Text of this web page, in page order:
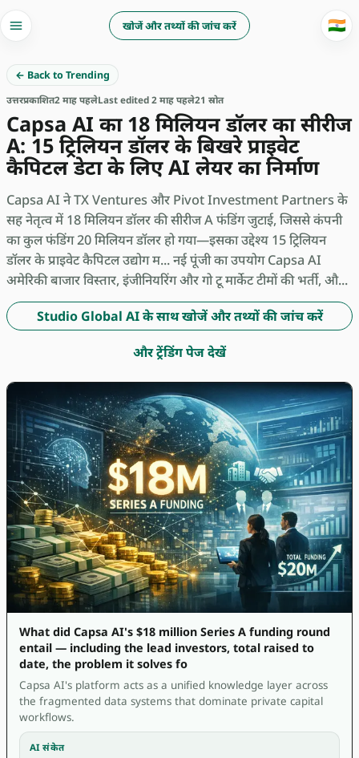
खोजें और तथ्यों की जांच करें 🇮🇳
← Back to Trending
उत्तरप्रकाशित2 माह पहलेLast edited 2 माह पहले21 स्रोत
Capsa AI का 18 मिलियन डॉलर का सीरीज
A: 15 ट्रिलियन डॉलर के बिखरे प्राइवेट
कैपिटल डेटा के लिए AI लेयर का निर्माण
Capsa AI ने TX Ventures और Pivot Investment Partners के
सह नेतृत्व में 18 मिलियन डॉलर की सीरीज A फंडिंग जुटाई, जिससे कंपनी
का कुल फंडिंग 20 मिलियन डॉलर हो गया—इसका उद्देश्य 15 ट्रिलियन
डॉलर के प्राइवेट कैपिटल उद्योग म... नई पूंजी का उपयोग Capsa AI
अमेरिकी बाजार विस्तार, इंजीनियरिंग और गो टू मार्केट टीमों की भर्ती, औ...
Studio Global AI के साथ खोजें और तथ्यों की जांच करें
और ट्रेंडिंग पेज देखें
What did Capsa AI's $18 million Series A funding round
entail — including the lead investors, total raised to
date, the problem it solves fo
Capsa AI's platform acts as a unified knowledge layer across
the fragmented data systems that dominate private capital
workflows.
AI संकेत